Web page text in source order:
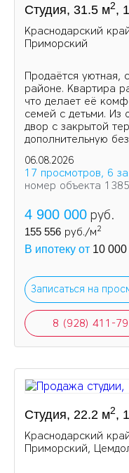
Студия, 31.5 м2,
Краснодарский
Приморский
Продаётся уютная,
районе. Квартира
что делает её
семей с детьми. Из
двор с закрытой
дополнительную
06.08.2026
17 просмотров, 6
номер объекта
4 900 000 руб.
155 556 руб./м2
В ипотеку от 10 000
Записаться на
8 (928) 411-
Студия, 22.2 м2,
Краснодарский
Приморский,